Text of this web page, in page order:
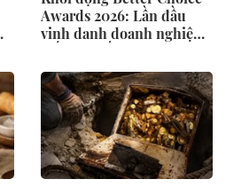
Awards 2026: Lần đầu
vinh danh doanh nghiệp